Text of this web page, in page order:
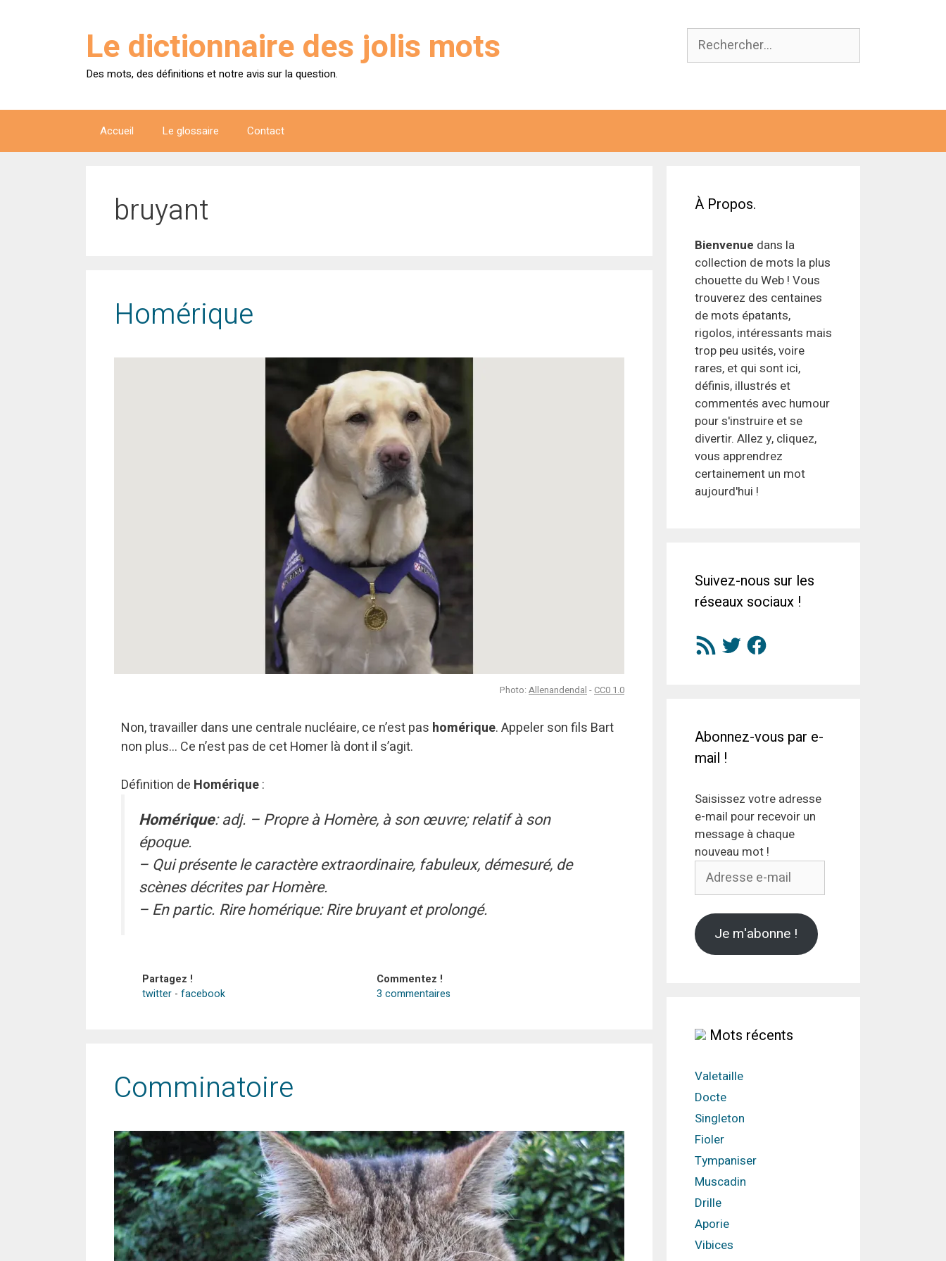
Rechercher :
Le dictionnaire des jolis mots
Des mots, des définitions et notre avis sur la question.
Accueil Le glossaire Contact
bruyant
Homérique
Photo: Allenandendal - CC0 1.0
Non, travailler dans une centrale nucléaire, ce n’est pas homérique. Appeler son fils Bart
non plus… Ce n’est pas de cet Homer là dont il s’agit.
Définition de Homérique:
Homérique: adj. – Propre à Homère, à son œuvre; relatif à son
époque.
– Qui présente le caractère extraordinaire, fabuleux, démesuré, de
scènes décrites par Homère.
– En partic. Rire homérique: Rire bruyant et prolongé.
Partagez !
twitter - facebook
Commentez !
3 commentaires
Comminatoire
À Propos.
Bienvenue dans la
collection de mots la plus
chouette du Web ! Vous
trouverez des centaines
de mots épatants,
rigolos, intéressants mais
trop peu usités, voire
rares, et qui sont ici,
définis, illustrés et
commentés avec humour
pour s'instruire et se
divertir. Allez y, cliquez,
vous apprendrez
certainement un mot
aujourd'hui !
Suivez-nous sur les
réseaux sociaux !
Flux
RSS
TwitterFacebook
Abonnez-vous par e-
mail !
Saisissez votre adresse
e-mail pour recevoir un
message à chaque
nouveau mot !
Adresse
Je m'abonne !
Mots récents
Valetaille
Docte
Singleton
Fioler
Tympaniser
Muscadin
Drille
Aporie
Vibices